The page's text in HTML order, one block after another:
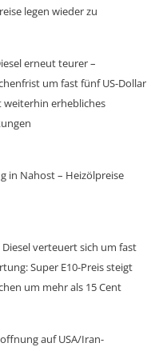
legen wieder zu
erneut teurer –
um fast fünf US-Dollar
weiterhin erhebliches
in Nahost – Heizölpreise
verteuert sich um fast
Super E10-Preis steigt
um mehr als 15 Cent
auf USA/Iran-